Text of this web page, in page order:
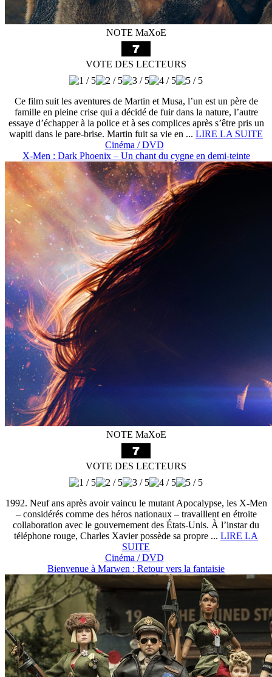
NOTE MaXoE
VOTE DES LECTEURS
Ce film suit les aventures de Martin et Musa, l’un est un père de
famille en pleine crise qui a décidé de fuir dans la nature, l’autre
essaye d’échapper à la police et à ses complices après s’être pris un
wapiti dans le pare-brise. Martin fuit sa vie en ... LIRE LA SUITE
Cinéma / DVD
X-Men : Dark Phoenix – Un chant du cygne en demi-teinte
NOTE MaXoE
VOTE DES LECTEURS
1992. Neuf ans après avoir vaincu le mutant Apocalypse, les X-Men
– considérés comme des héros nationaux – travaillent en étroite
collaboration avec le gouvernement des États-Unis. À l’instar du
téléphone rouge, Charles Xavier possède sa propre ... LIRE LA
SUITE
Cinéma / DVD
Bienvenue à Marwen : Retour vers la fantaisie